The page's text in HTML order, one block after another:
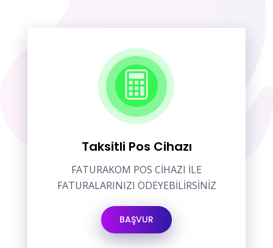
Taksitli Pos Cihazı
FATURAKOM POS CİHAZI İLE
FATURALARINIZI ÖDEYEBİLİRSİNİZ
BAŞVUR